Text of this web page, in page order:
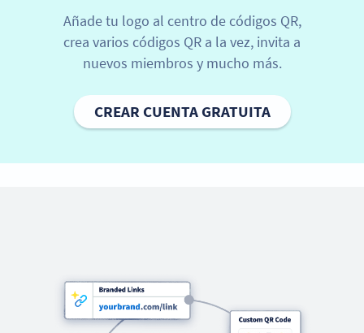
Añade tu logo al centro de códigos QR,
crea varios códigos QR a la vez, invita a
nuevos miembros y mucho más.
CREAR CUENTA GRATUITA